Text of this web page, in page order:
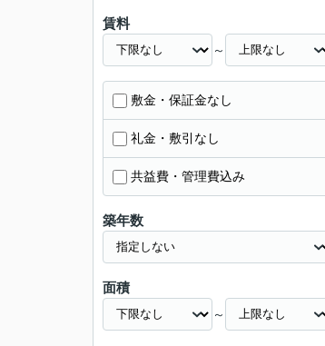
賃料
～
敷金・保証金なし
礼金・敷引なし
共益費・管理費込み
築年数
面積
～